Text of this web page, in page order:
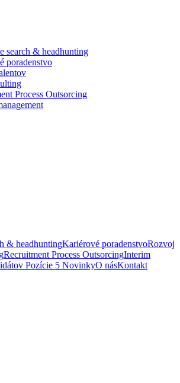
search & headhunting
poradenstvo
Process Outsorcing
& headhuntingKariérové poradenstvoRozvoj
Recruitment Process OutsorcingInterim
Pozície 5 NovinkyO násKontakt